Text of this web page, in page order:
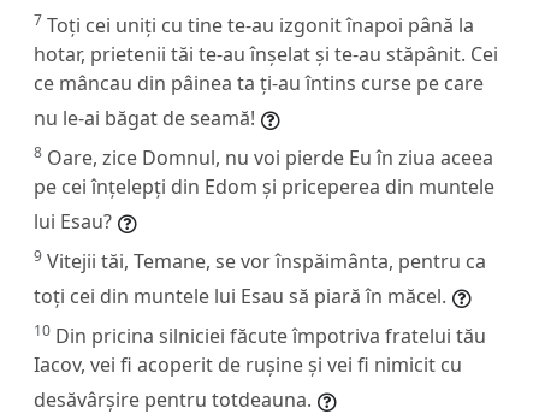
7 Toți cei uniți cu tine te-au izgonit înapoi până la
hotar, prietenii tăi te-au înșelat și te-au stăpânit. Cei
ce mâncau din pâinea ta ți-au întins curse pe care
nu le-ai băgat de seamă!
8 Oare, zice Domnul, nu voi pierde Eu în ziua aceea
pe cei înțelepți din Edom și priceperea din muntele
lui Esau?
9 Vitejii tăi, Temane, se vor înspăimânta, pentru ca
toți cei din muntele lui Esau să piară în măcel.
10 Din pricina silniciei făcute împotriva fratelui tău
Iacov, vei fi acoperit de rușine și vei fi nimicit cu
desăvârșire pentru totdeauna.